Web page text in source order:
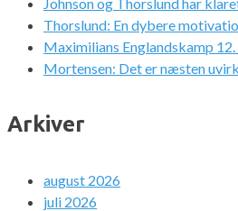
Thorslund: En dybere
Maximilians Englandskamp
Mortensen: Det er næsten
Arkiver
august 2026
juli 2026